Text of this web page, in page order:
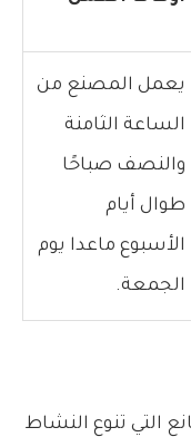
يعمل المصنع من
الساعة الثامنة
والنصف صباحًا
طوال أيام
الأسبوع ماعدا يوم
الجمعة.
التي تنوع النشاط